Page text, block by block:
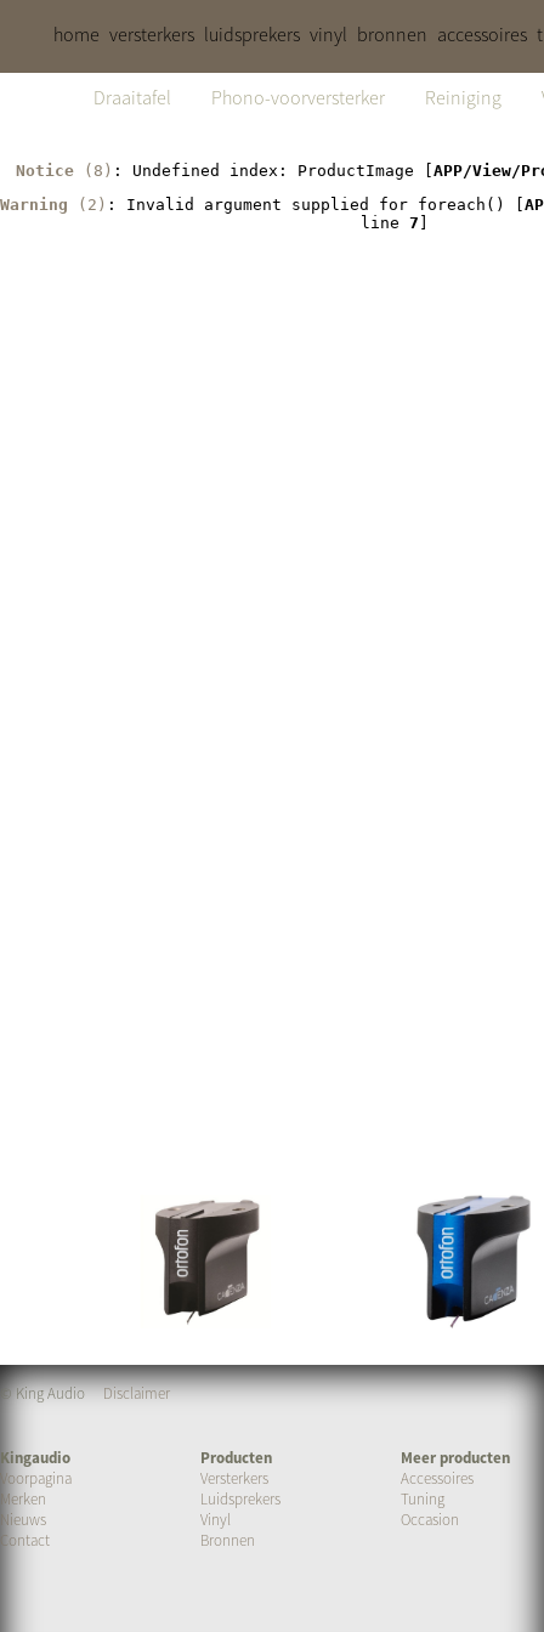
home versterkers luidsprekers vinyl bronnen accessoires
Draaitafel Phono-voorversterker Reiniging
Notice (8) : Undefined index: ProductImage [ APP/View/
Warning (2) : Invalid argument supplied for foreach() [
line 7
© King AudioDisclaimer
Kingaudio
Voorpagina
Merken
Nieuws
Contact
Producten
Versterkers
Luidsprekers
Vinyl
Bronnen
Meer producten
Accessoires
Tuning
Occasion